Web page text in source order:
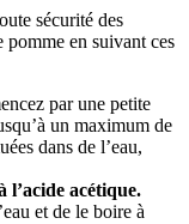
sécurité des
pomme en suivant ces
par une petite
un maximum de
dans de l’eau,
l’acide acétique.
et de le boire à